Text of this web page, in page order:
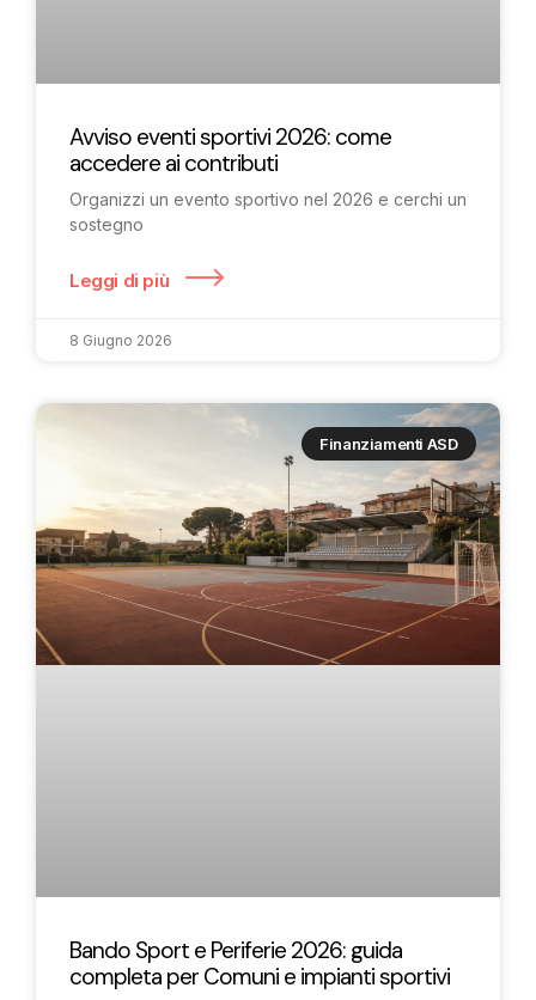
Avviso eventi sportivi 2026: come
accedere ai contributi
Organizzi un evento sportivo nel 2026 e cerchi un
sostegno
Leggi di più
8 Giugno 2026
Finanziamenti ASD
Bando Sport e Periferie 2026: guida
completa per Comuni e impianti sportivi